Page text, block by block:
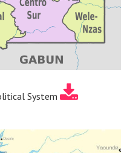
System